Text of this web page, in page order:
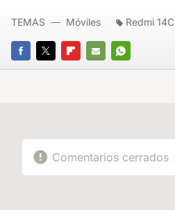
FACEBOOK
TWITTERFLIPBOARD
E-
WHATSAPP
TEMAS Móviles Redmi 14C
Comentarios cerrados